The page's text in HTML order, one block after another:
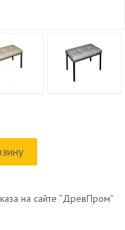
на сайте “ДревПром”